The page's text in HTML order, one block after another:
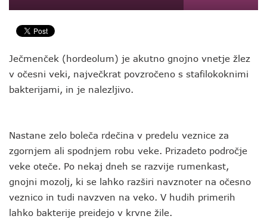
Ječmenček (hordeolum) je akutno gnojno vnetje žlez
v očesni veki, največkrat povzročeno s stafilokoknimi
bakterijami, in je nalezljivo.
Nastane zelo boleča rdečina v predelu veznice za
zgornjem ali spodnjem robu veke. Prizadeto področje
veke oteče. Po nekaj dneh se razvije rumenkast,
gnojni mozolj, ki se lahko razširi navznoter na očesno
veznico in tudi navzven na veko. V hudih primerih
lahko bakterije preidejo v krvne žile.